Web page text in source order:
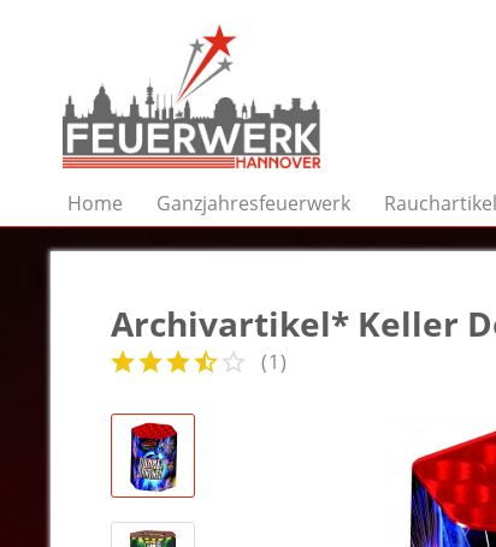
Home Ganzjahresfeuerwerk Rauchartikel
Archivartikel* Keller
(1)